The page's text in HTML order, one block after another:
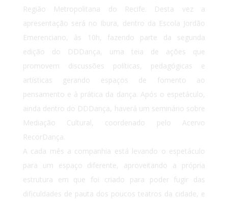
Região Metropolitana do Recife. Desta vez a
apresentação será no Ibura, dentro da Escola Jordão
Emerenciano, às 10h, fazendo parte da segunda
edição do DDDança, uma teia de ações que
promovem discussões políticas, pedagógicas e
artísticas gerando espaços de fomento ao
pensamento e à prática da dança. Após o espetáculo,
ainda dentro do DDDança, haverá um seminário sobre
Mediação Cultural, coordenado pelo Acervo
RecorDança.
A cada mês a companhia está levando o espetáculo
para um espaço diferente, aproveitando a própria
estrutura em que foi criado para poder fugir das
dificuldades de pauta dos poucos teatros da cidade, e